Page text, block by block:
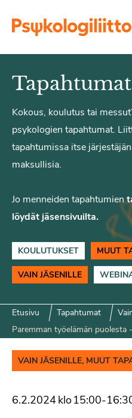
Tapahtumat
Kokous, koulutus tai
psykologien tapahtumat.
tapahtumissa itse
maksullisia.
Jo menneiden tapahtumien
löydät jäsensivuilta.
KOULUTUKSET MUUT
VAIN JÄSENILLE
Etusivu Tapahtumat
Paremman työelämän puolesta
VAIN JÄSENILLE, MUUT
6.2.2024klo15:00-